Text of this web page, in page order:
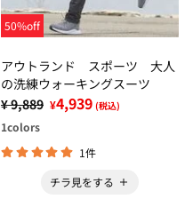
50%off
アウトランド スポーツ 大人
の洗練ウォーキングスーツ
¥ 9,889 ¥4,939 (税込)
1colors
1件
チラ見をする